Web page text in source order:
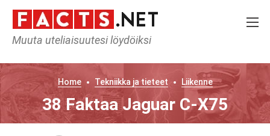
Muuta uteliaisuutesi löydöiksi
Home Tekniikka ja tieteet Liikenne
38 Faktaa Jaguar C-X75